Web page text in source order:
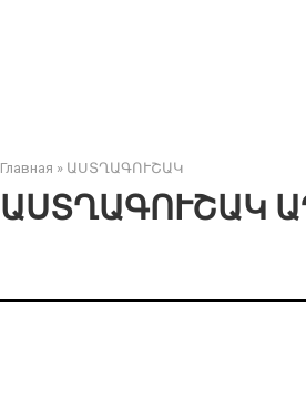
Главная » ԱՍՏՂԱԳՈՒՇԱԿ
ԱՍՏՂԱԳՈՒՇԱԿ